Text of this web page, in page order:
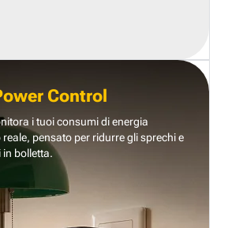
Control
i tuoi consumi di energia
pensato per ridurre gli sprechi e
bolletta.